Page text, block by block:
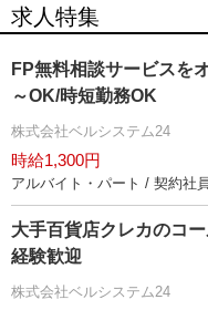
求人特集
FP無料相談サービスを
～OK/時短勤務OK
株式会社ベルシステム24
時給1,300円
アルバイト・パート / 契約社
大手百貨店クレカのコ
経験歓迎
株式会社ベルシステム24